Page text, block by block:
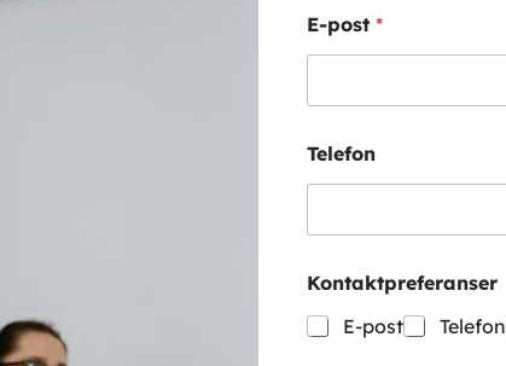
k
e
*
-
o
E-post *
Telefon
Kontaktpreferanser
E-post
Telefon